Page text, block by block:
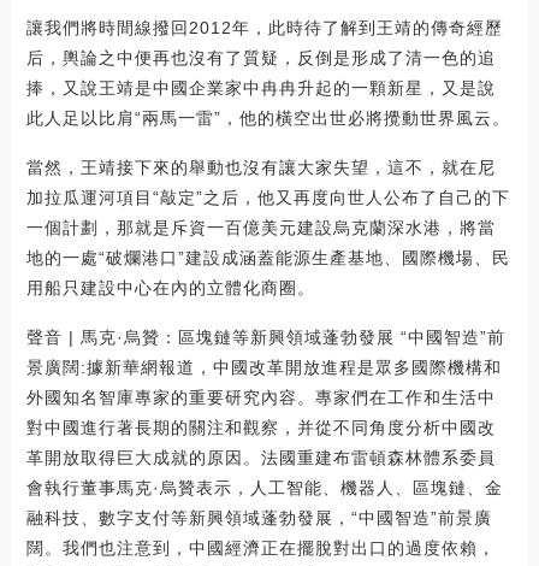
讓我們將時間線撥回2012年，此時待了解到王靖的傳奇經歷
后，輿論之中便再也沒有了質疑，反倒是形成了清一色的追
捧，又說王靖是中國企業家中冉冉升起的一顆新星，又是說
此人足以比肩“兩馬一雷”，他的橫空出世必將攪動世界風云。
當然，王靖接下來的舉動也沒有讓大家失望，這不，就在尼
加拉瓜運河項目“敲定”之后，他又再度向世人公布了自己的下
一個計劃，那就是斥資一百億美元建設烏克蘭深水港，將當
地的一處“破爛港口”建設成涵蓋能源生產基地、國際機場、民
用船只建設中心在內的立體化商圈。
聲音 | 馬克·烏贊：區塊鏈等新興領域蓬勃發展 “中國智造”前
景廣闊:據新華網報道，中國改革開放進程是眾多國際機構和
外國知名智庫專家的重要研究內容。專家們在工作和生活中
對中國進行著長期的關注和觀察，并從不同角度分析中國改
革開放取得巨大成就的原因。法國重建布雷頓森林體系委員
會執行董事馬克·烏贊表示，人工智能、機器人、區塊鏈、金
融科技、數字支付等新興領域蓬勃發展，“中國智造”前景廣
闊。我們也注意到，中國經濟正在擺脫對出口的過度依賴，